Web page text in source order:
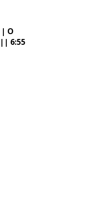
| O
|| 6:55